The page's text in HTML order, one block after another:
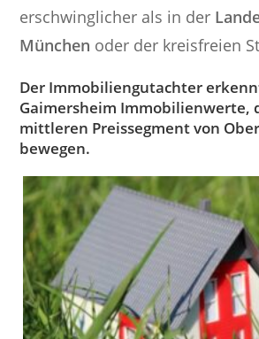
erschwinglicher als in der
München oder der kreisfreien
Der Immobiliengutachter
Gaimersheim Immobilienwerte,
mittleren Preissegment von
bewegen.